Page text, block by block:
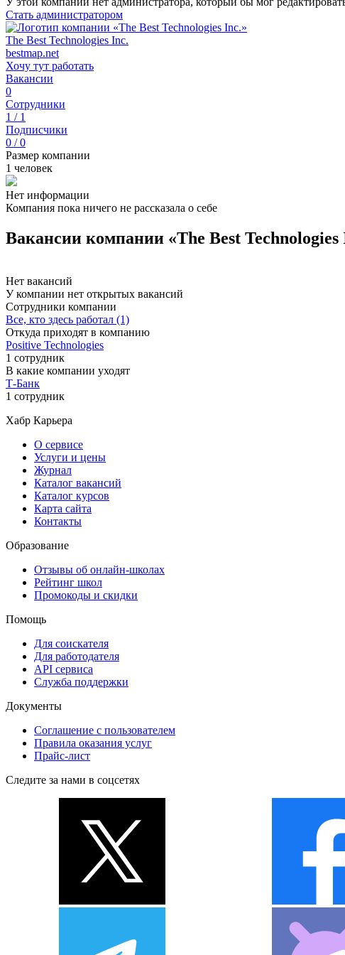
Стать администратором
The Best Technologies Inc.
bestmap.net
Хочу тут работать
Вакансии
0
Сотрудники
1 / 1
Подписчики
0 / 0
Размер компании
1 человек
Нет информации
Компания пока ничего не рассказала о себе
Вакансии компании «The Best Technologies
Нет вакансий
У компании нет открытых вакансий
Сотрудники компании
Все, кто здесь работал (1)
Откуда приходят в компанию
Positive Technologies
1 сотрудник
В какие компании уходят
Т-Банк
1 сотрудник
Хабр Карьера
О сервисе
Услуги и цены
Журнал
Каталог вакансий
Каталог курсов
Карта сайта
Контакты
Образование
Отзывы об онлайн-школах
Рейтинг школ
Промокоды и скидки
Помощь
Для соискателя
Для работодателя
API сервиса
Служба поддержки
Документы
Соглашение с пользователем
Правила оказания услуг
Прайс-лист
Следите за нами в соцсетях